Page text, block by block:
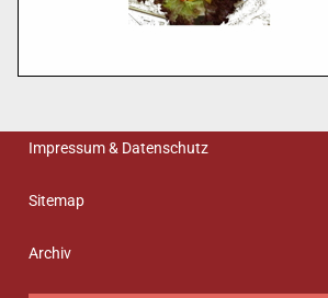
Impressum & Datenschutz
Sitemap
Archiv